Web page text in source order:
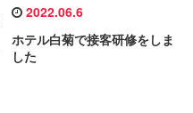
2022.06.6
ホテル白菊で接客研修をしま
した